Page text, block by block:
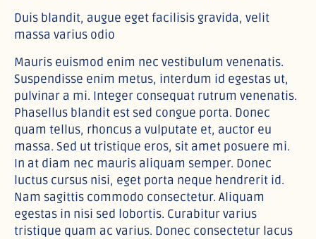
Duis blandit, augue eget facilisis gravida, velit
massa varius odio
Mauris euismod enim nec vestibulum venenatis.
Suspendisse enim metus, interdum id egestas ut,
pulvinar a mi. Integer consequat rutrum venenatis.
Phasellus blandit est sed congue porta. Donec
quam tellus, rhoncus a vulputate et, auctor eu
massa. Sed ut tristique eros, sit amet posuere mi.
In at diam nec mauris aliquam semper. Donec
luctus cursus nisi, eget porta neque hendrerit id.
Nam sagittis commodo consectetur. Aliquam
egestas in nisi sed lobortis. Curabitur varius
tristique quam ac varius. Donec consectetur lacus